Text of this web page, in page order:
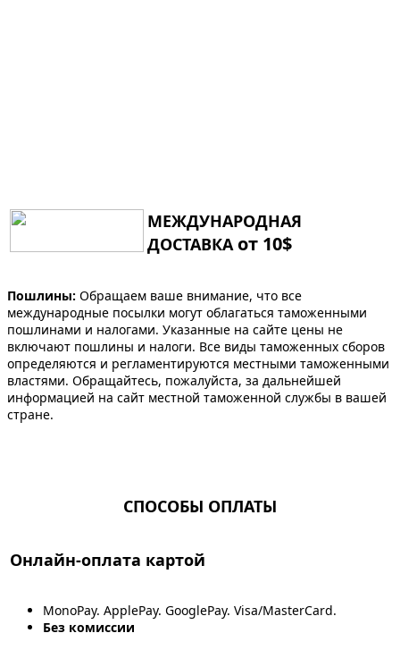
МЕЖДУНАРОДНАЯ
ДОСТАВКА от 10$
Пошлины: Обращаем ваше внимание, что все
международные посылки могут облагаться таможенными
пошлинами и налогами. Указанные на сайте цены не
включают пошлины и налоги. Все виды таможенных сборов
определяются и регламентируются местными таможенными
властями. Обращайтесь, пожалуйста, за дальнейшей
информацией на сайт местной таможенной службы в вашей
стране.
СПОСОБЫ ОПЛАТЫ
Онлайн-оплата картой
MonoPay. ApplePay. GooglePay. Visa/MasterCard.
Без комиссии